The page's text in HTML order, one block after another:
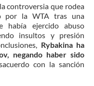
controversia que rodea
por la WTA tras una
había ejercido abuso
insultos y presión
Rybakina ha
negando haber sido
con la sanción